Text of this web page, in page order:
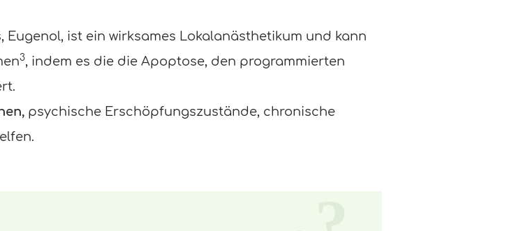
ist ein wirksames Lokalanästhetikum und kann
3, indem es die die Apoptose, den programmierten
psychische Erschöpfungszustände, chronische